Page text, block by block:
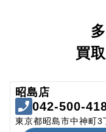
買
昭島店
042-500-
東京都昭島市中神町3